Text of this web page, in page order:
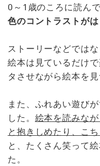
0～1歳のころに読ん
色のコントラストが
ストーリーなどでは
絵本は見ているだけ
タさせながら絵本を
また、ふれあい遊び
した。 絵本を読みな
と抱きしめたり、こ
と、たくさん笑って
た。